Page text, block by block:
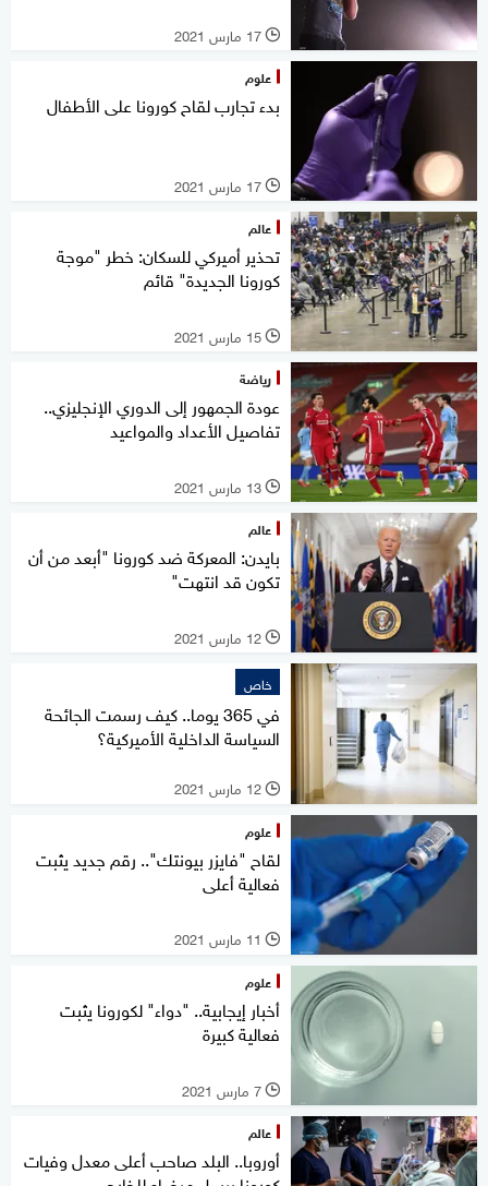
l 17 مارس 2021
علوم
بدء تجارب لقاح كورونا على الأطفال
l 17 مارس 2021
عالم
تحذير أميركي للسكان: خطر "موجة
كورونا الجديدة" قائم
l 15 مارس 2021
رياضة
عودة الجمهور إلى الدوري الإنجليزي..
تفاصيل الأعداد والمواعيد
l 13 مارس 2021
عالم
بايدن: المعركة ضد كورونا "أبعد من أن
تكون قد انتهت"
l 12 مارس 2021
خاص
في 365 يوما.. كيف رسمت الجائحة
السياسة الداخلية الأميركية؟
l 12 مارس 2021
علوم
لقاح "فايزر بيونتك".. رقم جديد يثبت
فعالية أعلى
l 11 مارس 2021
علوم
أخبار إيجابية.. "دواء" لكورونا يثبت
فعالية كبيرة
l 7 مارس 2021
عالم
أوروبا.. البلد صاحب أعلى معدل وفيات